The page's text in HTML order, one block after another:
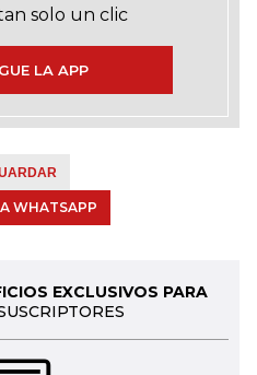
solo un clic
LA APP
WHATSAPP
EXCLUSIVOS PARA